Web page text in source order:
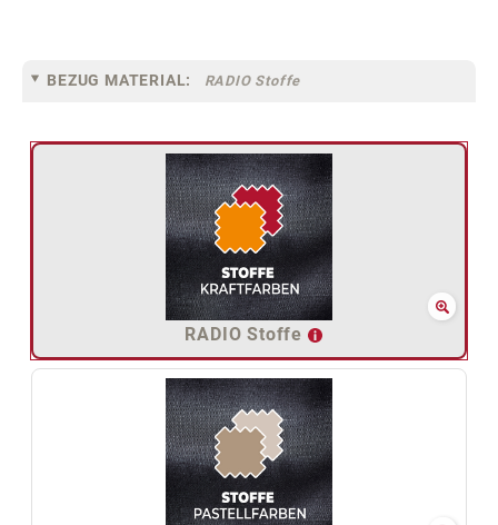
BEZUG MATERIAL: RADIO Stoffe
RADIO Stoffe